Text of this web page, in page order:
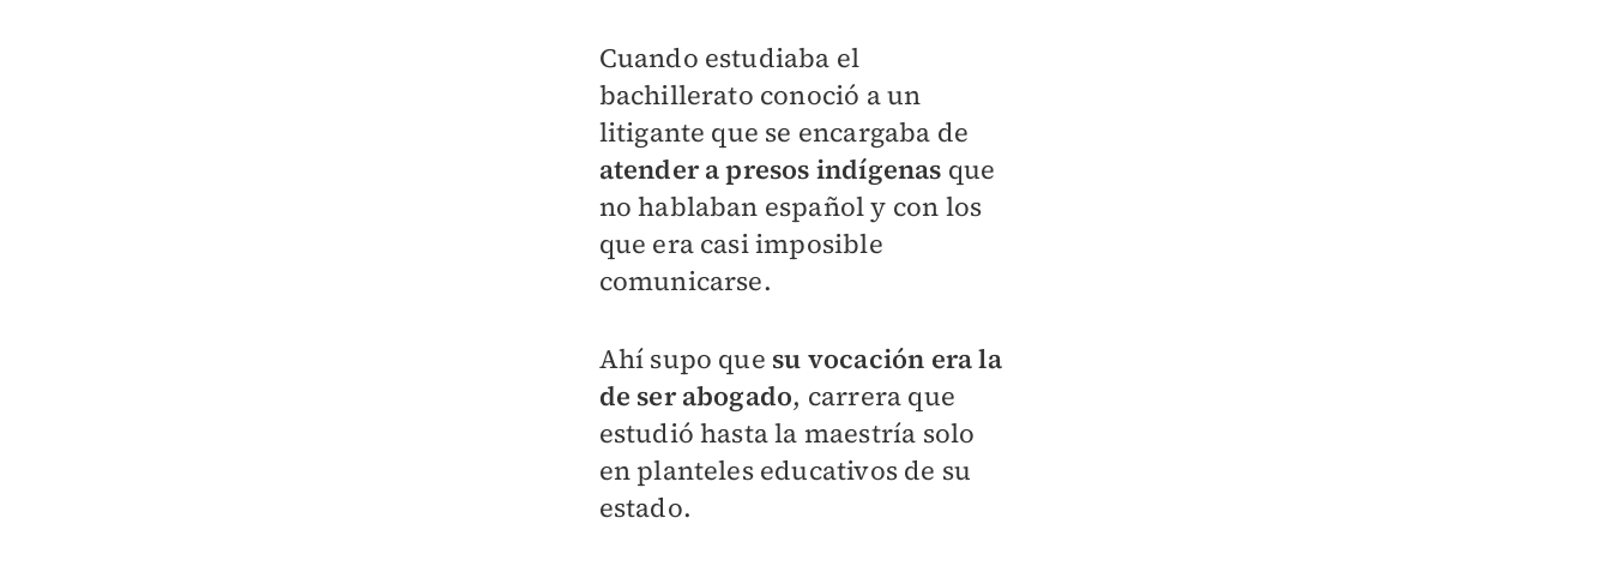
Cuando estudiaba el
bachillerato conoció a un
litigante que se encargaba de
atender a presos indígenas que
no hablaban español y con los
que era casi imposible
comunicarse.
Ahí supo que su vocación era la
de ser abogado, carrera que
estudió hasta la maestría solo
en planteles educativos de su
estado.